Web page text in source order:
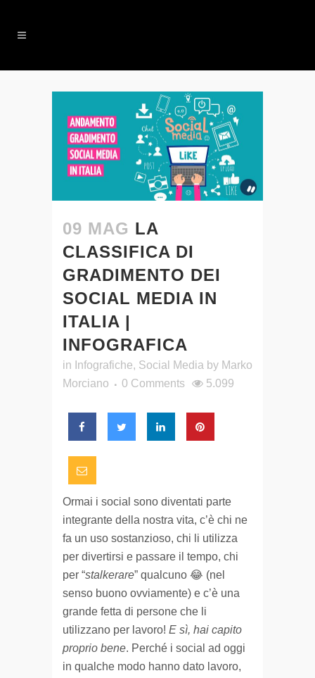
09 MAG LA
CLASSIFICA DI
GRADIMENTO DEI
SOCIAL MEDIA IN
ITALIA |
INFOGRAFICA
in Infografiche, Social Media by Marko
Morciano
0 Comments 5.099
Ormai i social sono diventati parte
integrante della nostra vita, c’è chi ne
fa un uso sostanzioso, chi li utilizza
per divertirsi e passare il tempo, chi
per “stalkerare” qualcuno 😂 (nel
senso buono ovviamente) e c’è una
grande fetta di persone che li
utilizzano per lavoro! E sì, hai capito
proprio bene. Perché i social ad oggi
in qualche modo hanno dato lavoro,